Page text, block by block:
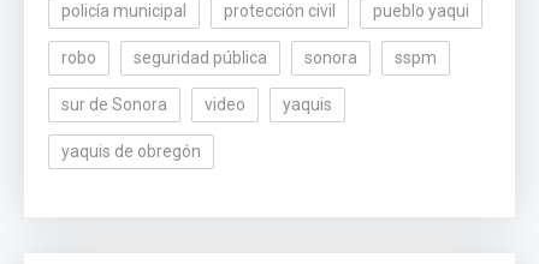
policía municipal protección civil pueblo yaqui
robo seguridad pública sonora sspm
sur de Sonora video yaquis
yaquis de obregón